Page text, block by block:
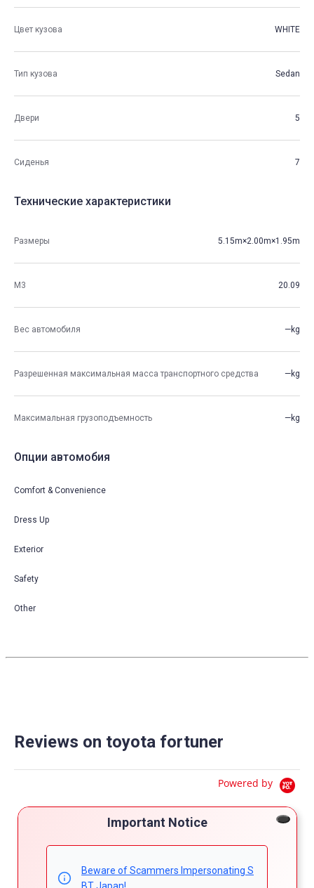
Important Notice
Beware of Scammers Impersonating S
Цвет кузова WHITE
Тип кузова Sedan
Двери 5
Сиденья 7
Технические характеристики
Размеры 5.15m×2.00m×1.95m
М3 20.09
Вес автомобиля —kg
Разрешенная максимальная масса транспортного средства —kg
Максимальная грузоподъемность —kg
Опции автомобия
Comfort & Convenience
Dress Up
Exterior
Safety
Other
Reviews on toyota fortuner
Powered by
5.0
5.0
rating
3 Reviews
5
2